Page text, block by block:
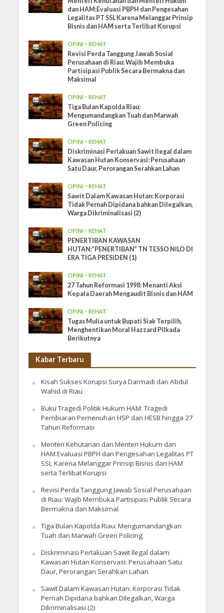
dan HAM:Evaluasi PBPH dan Pengesahan
Legalitas PT SSL Karena Melanggar Prinsip
Bisnis dan HAM serta Terlibat Korupsi
OPINI • REHAT
Revisi Perda Tanggung Jawab Sosial
Perusahaan di Riau: Wajib Membuka
Partisipasi Publik Secara Bermakna dan
Maksimal
OPINI • REHAT
Tiga Bulan Kapolda Riau:
Mengumandangkan Tuah dan Marwah
Green Policing
OPINI • REHAT
Diskriminasi Perlakuan Sawit Ilegal dalam
Kawasan Hutan Konservasi: Perusahaan
Satu Daur, Perorangan Serahkan Lahan
OPINI • REHAT
Sawit Dalam Kawasan Hutan: Korporasi
Tidak Pernah Dipidana bahkan Dilegalkan,
Warga Dikriminalisasi (2)
OPINI • REHAT
PENERTIBAN KAWASAN
HUTAN:”PENERTIBAN” TN TESSO NILO DI
ERA TIGA PRESIDEN (1)
OPINI • REHAT
27 Tahun Reformasi 1998: Menanti Aksi
Kepala Daerah Mengaudit Bisnis dan HAM
OPINI • REHAT
Tugas Mulia untuk Bupati Siak Terpilih,
Menghentikan Moral Hazzard Pilkada
Berikutnya
Kabar Terbaru
Kisah Sukses Korupsi Surya Darmadi dan Abdul
Wahid di Riau
Buku Tragedi Politik Hukum HAM: Tragedi
Pembiaran Pemenuhan HSP dan HESB hingga 27
Tahun Reformasi
Menteri Kehutanan dan Menteri Hukum dan
HAM:Evaluasi PBPH dan Pengesahan Legalitas PT
SSL Karena Melanggar Prinsip Bisnis dan HAM
serta Terlibat Korupsi
Revisi Perda Tanggung Jawab Sosial Perusahaan
di Riau: Wajib Membuka Partisipasi Publik Secara
Bermakna dan Maksimal
Tiga Bulan Kapolda Riau: Mengumandangkan
Tuah dan Marwah Green Policing
Diskriminasi Perlakuan Sawit Ilegal dalam
Kawasan Hutan Konservasi: Perusahaan Satu
Daur, Perorangan Serahkan Lahan
Sawit Dalam Kawasan Hutan: Korporasi Tidak
Pernah Dipidana bahkan Dilegalkan, Warga
Dikriminalisasi (2)